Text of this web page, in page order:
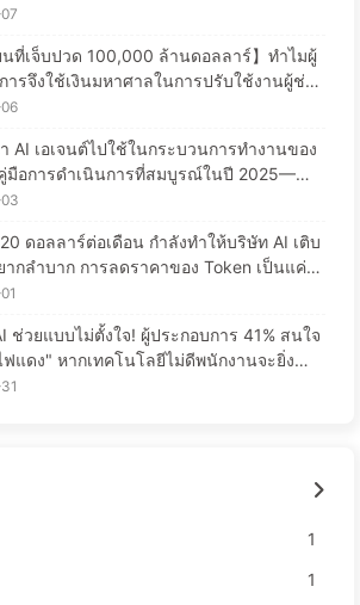
างมีระเบียบ เพื่อป้องกันการรบกวนจากข้อมูล
ยนที่เจ็บปวด 100,000 ล้านดอลลาร์】ทำไมผู้
ารจึงใช้เงินมหาศาลในการปรับใช้งานผู้ช่วย
“ลืม” ในช่วงเวลาที่สำคัญ จึงทำให้คู่แข่งเพิ่
AI เอเจนต์ไปใช้ในกระบวนการทำงานของ
มือการดำเนินการที่สมบูรณ์ในปี 2025——เ
ย่างช้าๆ 166
ดอลลาร์ต่อเดือน กำลังทำให้บริษัท AI เติบ
ากลำบาก การลดราคาของ Token เป็นแค่ภ
วามจริงแล้ว สิ่งที่แพงที่สุดคือความโลภของ
ช่วยแบบไม่ตั้งใจ! ผู้ประกอบการ 41% สนใจ
ฟแดง" หากเทคโนโลยีไม่ดีพนักงานจะยิ่งลำบ
รู้ AI อย่างช้าๆ 163
1
1